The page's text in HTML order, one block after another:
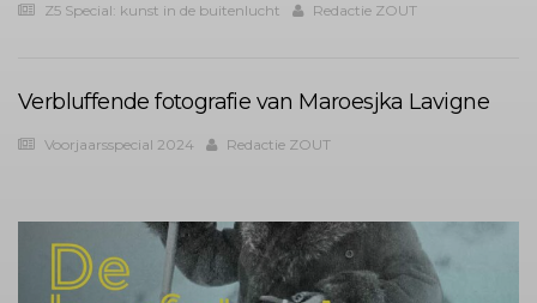
Z5 Special: kunst in de buitenlucht Redactie ZOUT
Verbluffende fotografie van Maroesjka Lavigne
Voorjaarsspecial 2024 Redactie ZOUT